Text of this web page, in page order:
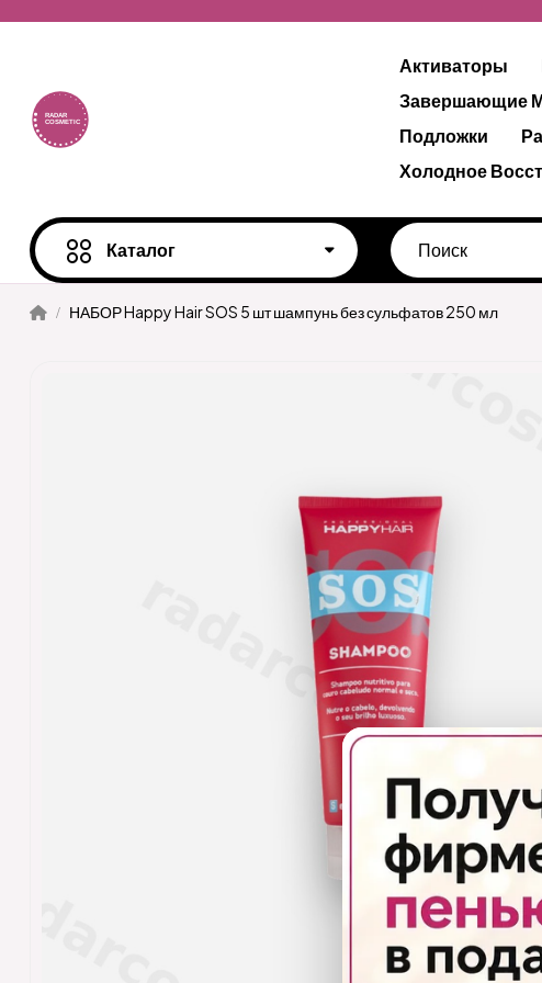
Активаторы
Завершающие
Подложки
Холодное
Каталог
НАБОР Happy Hair SOS 5 шт шампунь без сульфатов 250 мл